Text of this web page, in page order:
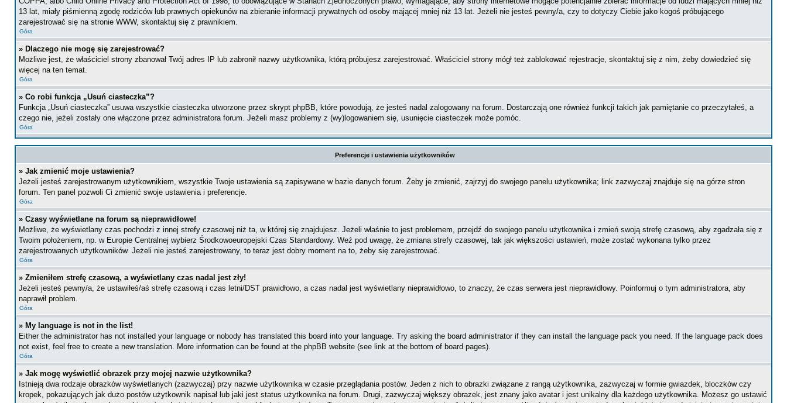
13 lat, miały piśmienną zgodę rodziców lub prawnych opiekunów na zbieranie informacji prywatnych od osoby mającej mniej niż 13 lat. Jeżeli nie jesteś pewny/a, czy to dotyczy Ciebie jako kogoś próbującego
zarejestrować się na stronie WWW, skontaktuj się z prawnikiem.
Góra
» Dlaczego nie mogę się zarejestrować?
Możliwe jest, że właściciel strony zbanował Twój adres IP lub zabronił nazwy użytkownika, którą próbujesz zarejestrować. Właściciel strony mógł też zablokować rejestracje, skontaktuj się z nim, żeby dowiedzieć się
więcej na ten temat.
Góra
» Co robi funkcja „Usuń ciasteczka”?
Funkcja „Usuń ciasteczka” usuwa wszystkie ciasteczka utworzone przez skrypt phpBB, które powodują, że jesteś nadal zalogowany na forum. Dostarczają one również funkcji takich jak pamiętanie co przeczytałeś, a
czego nie, jeżeli zostały one włączone przez administratora forum. Jeżeli masz problemy z (wy)logowaniem się, usunięcie ciasteczek może pomóc.
Góra
Preferencje i ustawienia użytkowników
» Jak zmienić moje ustawienia?
Jeżeli jesteś zarejestrowanym użytkownikiem, wszystkie Twoje ustawienia są zapisywane w bazie danych forum. Żeby je zmienić, zajrzyj do swojego panelu użytkownika; link zazwyczaj znajduje się na górze stron
forum. Ten panel pozwoli Ci zmienić swoje ustawienia i preferencje.
Góra
» Czasy wyświetlane na forum są nieprawidłowe!
Możliwe, że wyświetlany czas pochodzi z innej strefy czasowej niż ta, w której się znajdujesz. Jeżeli właśnie to jest problemem, przejdź do swojego panelu użytkownika i zmień swoją strefę czasową, aby zgadzała się z
Twoim położeniem, np. w Europie Centralnej wybierz Środkowoeuropejski Czas Standardowy. Weź pod uwagę, że zmiana strefy czasowej, tak jak większości ustawień, może zostać wykonana tylko przez
zarejestrowanych użytkowników. Jeżeli nie jesteś zarejestrowany, to teraz jest dobry moment na to, żeby się zarejestrować.
Góra
» Zmieniłem strefę czasową, a wyświetlany czas nadal jest zły!
Jeżeli jesteś pewny/a, że ustawiłeś/aś strefę czasową i czas letni/DST prawidłowo, a czas nadal jest wyświetlany nieprawidłowo, to znaczy, że czas serwera jest nieprawidłowy. Poinformuj o tym administratora, aby
naprawił problem.
Góra
» My language is not in the list!
Either the administrator has not installed your language or nobody has translated this board into your language. Try asking the board administrator if they can install the language pack you need. If the language pack does
not exist, feel free to create a new translation. More information can be found at the phpBB website (see link at the bottom of board pages).
Góra
» Jak mogę wyświetlić obrazek przy mojej nazwie użytkownika?
Istnieją dwa rodzaje obrazków wyświetlanych (zazwyczaj) przy nazwie użytkownika w czasie przeglądania postów. Jeden z nich to obrazki związane z rangą użytkownika, zazwyczaj w formie gwiazdek, bloczków czy
kropek, pokazujących jak dużo postów użytkownik napisał lub jaki jest status użytkownika na forum. Drugi, zazwyczaj większy obrazek, jest znany jako avatar i jest unikalny dla każdego użytkownika. Możesz go ustawić